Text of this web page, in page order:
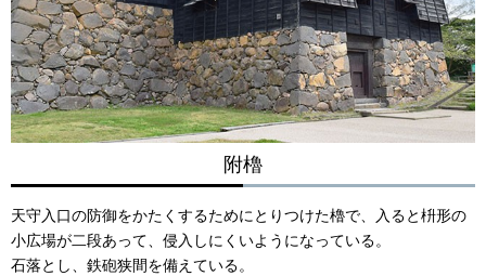
附櫓
天守入口の防御をかたくするためにとりつけた櫓で、入ると枡形の
小広場が二段あって、侵入しにくいようになっている。
石落とし、鉄砲狭間を備えている。